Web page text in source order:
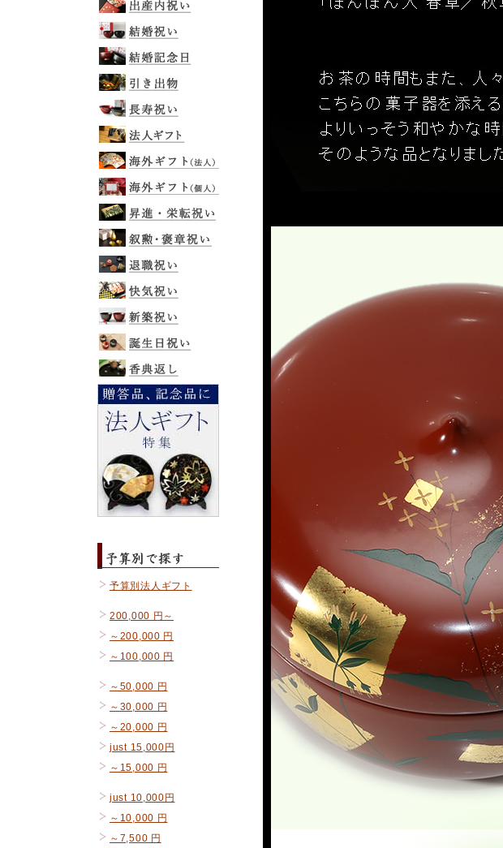
予算別法人ギフト
200,000 円～
～200,000 円
～100,000 円
～50,000 円
～30,000 円
～20,000 円
just 15,000円
～15,000 円
just 10,000円
～10,000 円
～7,500 円